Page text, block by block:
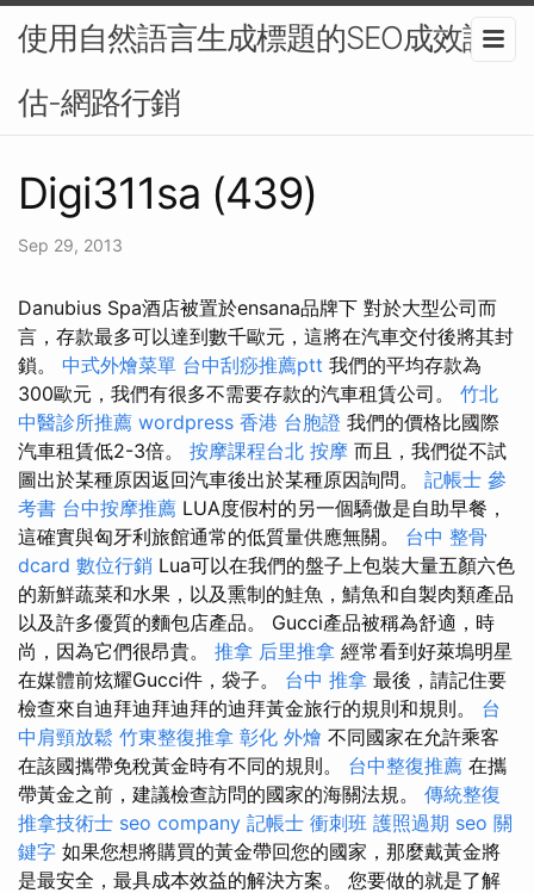
使用自然語言生成標題的SEO成效評
估-網路行銷
Digi311sa (439)
Sep 29, 2013
Danubius Spa酒店被置於ensana品牌下 對於大型公司而
言，存款最多可以達到數千歐元，這將在汽車交付後將其封
鎖。 中式外燴菜單 台中刮痧推薦ptt 我們的平均存款為
300歐元，我們有很多不需要存款的汽車租賃公司。 竹北
中醫診所推薦 wordpress 香港 台胞證 我們的價格比國際
汽車租賃低2-3倍。 按摩課程台北 按摩 而且，我們從不試
圖出於某種原因返回汽車後出於某種原因詢問。 記帳士 參
考書 台中按摩推薦 LUA度假村的另一個驕傲是自助早餐，
這確實與匈牙利旅館通常的低質量供應無關。 台中 整骨
dcard 數位行銷 Lua可以在我們的盤子上包裝大量五顏六色
的新鮮蔬菜和水果，以及熏制的鮭魚，鯖魚和自製肉類產品
以及許多優質的麵包店產品。 Gucci產品被稱為舒適，時
尚，因為它們很昂貴。 推拿 后里推拿 經常看到好萊塢明星
在媒體前炫耀Gucci件，袋子。 台中 推拿 最後，請記住要
檢查來自迪拜迪拜迪拜的迪拜黃金旅行的規則和規則。 台
中肩頸放鬆 竹東整復推拿 彰化 外燴 不同國家在允許乘客
在該國攜帶免稅黃金時有不同的規則。 台中整復推薦 在攜
帶黃金之前，建議檢查訪問的國家的海關法規。 傳統整復
推拿技術士 seo company 記帳士 衝刺班 護照過期 seo 關
鍵字 如果您想將購買的黃金帶回您的國家，那麼戴黃金將
是最安全，最具成本效益的解決方案。 您要做的就是了解